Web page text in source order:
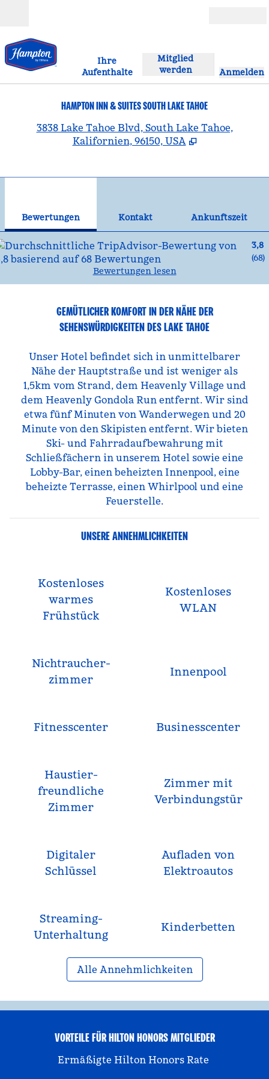
Ihre
Aufenthalte
Mitglied
werden
Anmelden
HAMPTON INN & SUITES SOUTH LAKE TAHOE
3838 Lake Tahoe Blvd, South Lake Tahoe,
Kalifornien, 96150, USA
Bewertungen Kontakt
Ankunftszeit
3,8
(68)
Bewertungen lesen
GEMÜTLICHER KOMFORT IN DER NÄHE DER
SEHENSWÜRDIGKEITEN DES LAKE TAHOE
Unser Hotel befindet sich in unmittelbarer
Nähe der Hauptstraße und ist weniger als
1,5km vom Strand, dem Heavenly Village und
dem Heavenly Gondola Run entfernt. Wir sind
etwa fünf Minuten von Wanderwegen und 20
Minute von den Skipisten entfernt. Wir bieten
Ski- und Fahrradaufbewahrung mit
Schließfächern in unserem Hotel sowie eine
Lobby-Bar, einen beheizten Innenpool, eine
beheizte Terrasse, einen Whirlpool und eine
Feuerstelle.
UNSERE ANNEHMLICHKEITEN
Kostenloses
warmes
Frühstück
Kostenloses
WLAN
Nichtraucher­
zimmer
Innenpool
Fitnesscenter Business­center
Haustier­
freundliche
Zimmer
Zimmer mit
Verbindungstür
Digitaler
Schlüssel
Aufladen von
Elektroautos
Streaming-
Unterhaltung
Kinderbetten
Alle Annehmlichkeiten
VORTEILE FÜR HILTON HONORS MITGLIEDER
Ermäßigte Hilton Honors Rate